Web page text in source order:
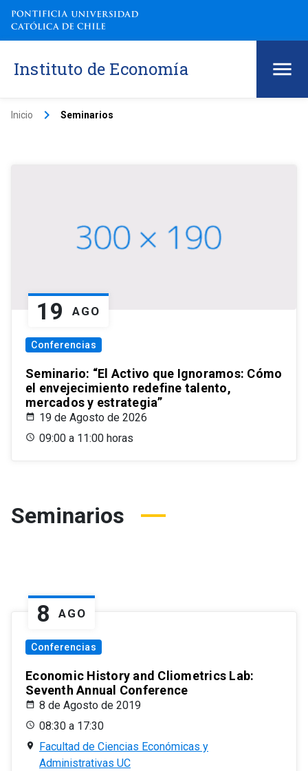
Instituto de Economía
Inicio keyboard_arrow_right Seminarios
19 AGO
Conferencias
Seminario: “El Activo que Ignoramos: Cómo
el envejecimiento redefine talento,
mercados y estrategia”
19 de Agosto de 2026
09:00 a 11:00 horas
Seminarios
8 AGO
Conferencias
Economic History and Cliometrics Lab:
Seventh Annual Conference
8 de Agosto de 2019
08:30 a 17:30
Facultad de Ciencias Económicas y
Administrativas UC